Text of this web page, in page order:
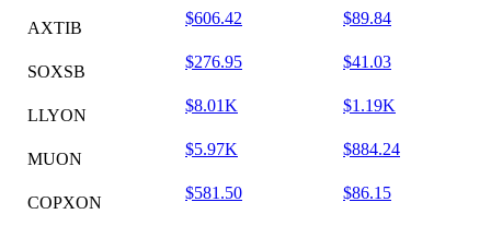
AXTIB
$606.42 $89.84
SOXSB
$276.95 $41.03
LLYON
$8.01K $1.19K
MUON
$5.97K $884.24
COPXON
$581.50 $86.15